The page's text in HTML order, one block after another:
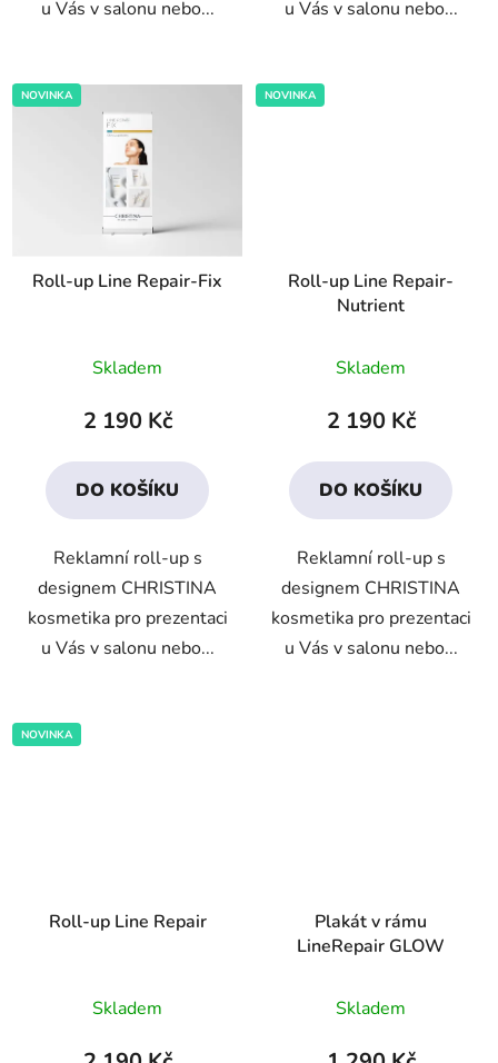
u Vás v salonu nebo...
u Vás v salonu nebo...
NOVINKA
Roll-up Line Repair-Fix
Skladem
2 190 Kč
DO KOŠÍKU
Reklamní roll-up s
designem CHRISTINA
kosmetika pro prezentaci
u Vás v salonu nebo...
NOVINKA
Roll-up Line Repair-
Nutrient
Skladem
2 190 Kč
DO KOŠÍKU
Reklamní roll-up s
designem CHRISTINA
kosmetika pro prezentaci
u Vás v salonu nebo...
NOVINKA
Roll-up Line Repair
hodnocení
produktu
Skladem
Plakát v rámu
LineRepair GLOW
Skladem